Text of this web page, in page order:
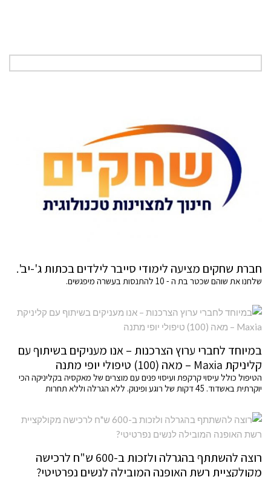
חברת שחקים מציעה לימודי סייבר לילדים בכתות ג'-יב'.
שלחנו את שוהם שכטר בת ה - 10 להתנסות בעשרה מיפגשים.
במיוחד לחברי ערוץ הצרכנות – אנו מעניקים בשיתוף עם
קליניקת Maxia – מאה (100) טיפולי יופי מתנה
הטיפול כולל עיסוי קרקפת ועיסוי פנים עם מוצרים של מאקסיה בקליניקה הכי
יוקרתית באשדוד. 45 דקות של רוגע ופינוק. ללא הגרלה וללא תחרות
רוצה להשתתף בהגרלה ולזכות ב-600 ש"ח לרכישה
מקולקציית רשת האופנה המובילה לנשים נפרטיטי?